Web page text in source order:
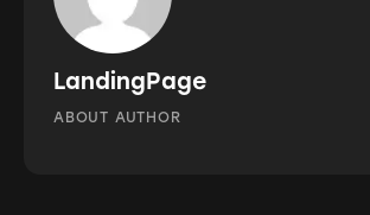
LandingPage
ABOUT AUTHOR